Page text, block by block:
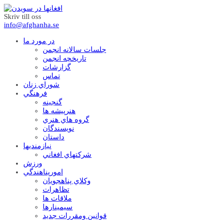
Skriv till oss
info@afghanha.se
در مورد ما
جلسات سالانه انجمن
تاریخچه انجمن
گزارشات
تماس
شوراي زنان
فرهنگي
گنجينه
هنرپيشه ها
گروه هاي هنري
نويسندگان
داستان
نيازمنديها
شرکتهاي افغاني
ورزش
امورپناهندگي
وکلاي پناهجويان
تظاهرات
ملاقات ها
سيمينارها
قوانين ومقررات جديد